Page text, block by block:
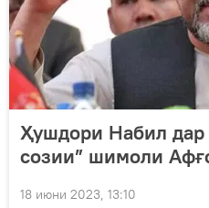
Ҳушдори Набил дар
созии” шимоли
18 июни 2023, 13:10